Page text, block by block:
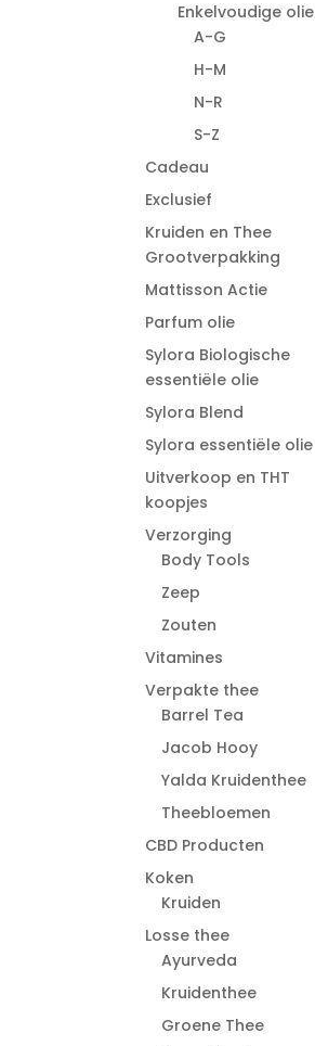
Enkelvoudige olie
A-G
H-M
N-R
S-Z
Cadeau
Exclusief
Kruiden en Thee
Grootverpakking
Mattisson Actie
Parfum olie
Sylora Biologische
essentiële olie
Sylora Blend
Sylora essentiële olie
Uitverkoop en THT
koopjes
Verzorging
Body Tools
Zeep
Zouten
Vitamines
Verpakte thee
Barrel Tea
Jacob Hooy
Yalda Kruidenthee
Theebloemen
CBD Producten
Koken
Kruiden
Losse thee
Ayurveda
Kruidenthee
Groene Thee